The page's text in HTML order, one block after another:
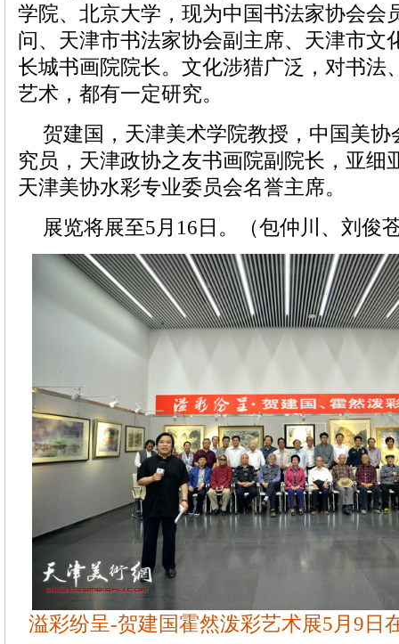
学院、北京大学，现为中国书法家协会会
问、天津市书法家协会副主席、天津市文
长城书画院院长。文化涉猎广泛，对书法
艺术，都有一定研究。
贺建国，天津美术学院教授，中国美
究员，天津政协之友书画院副院长，亚细
天津美协水彩专业委员会名誉主席。
展览将展至5月16日。（包仲川、刘俊
溢彩纷呈-贺建国霍然泼彩艺术展5月9日